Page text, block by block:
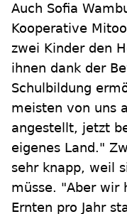
Auch Sofia
Kooperative
zwei Kinder den
ihnen dank der
Schulbildung
meisten von uns
angestellt, jetzt
eigenes Land."
sehr knapp, weil
müsse. "Aber wir
Ernten pro Jahr